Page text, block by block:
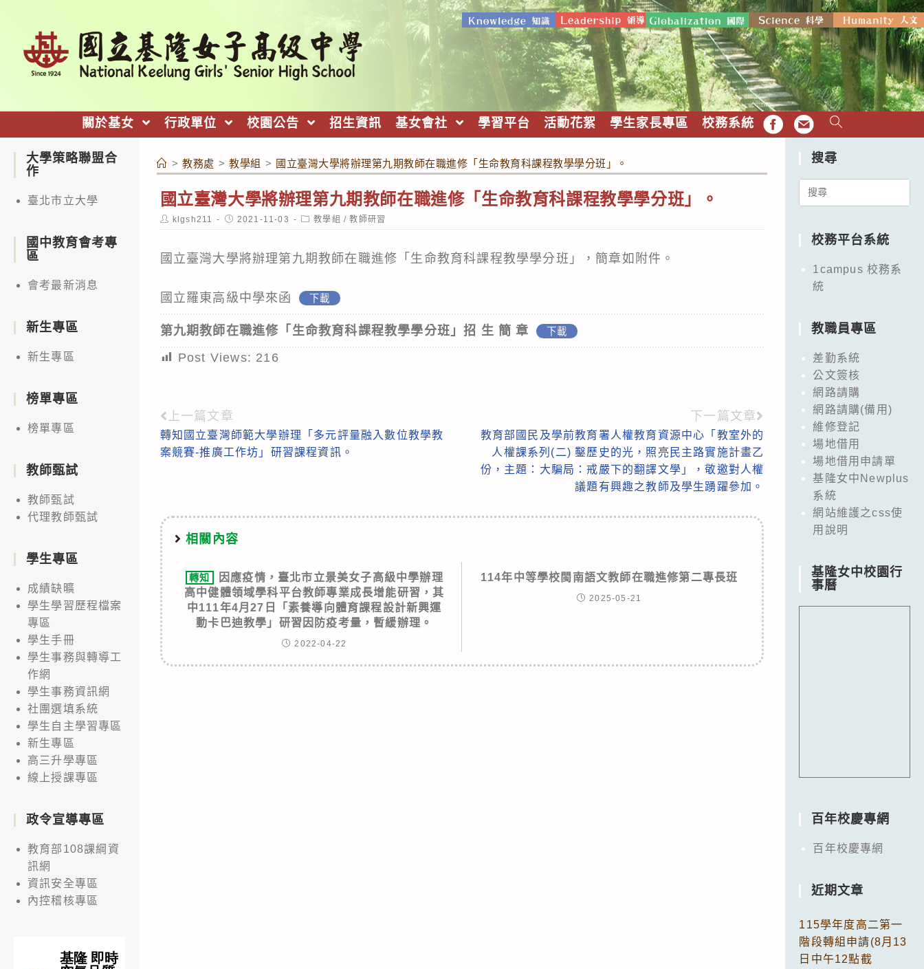
關於基女 行政單位 校園公告 招生資訊 基女會社 學習平台 活動花絮 學生家長專區 校務系統 FB EMAIL
> 教務處 > 教學組 > 國立臺灣大學將辦理第九期教師在職進修「生命教育科課程教學學分班」。
國立臺灣大學將辦理第九期教師在職進修「生命教育科課程教學學分班」。
Post
author:
klgsh211
Post
published:
2021-11-03
Post
category:
教學組 / 教師研習
國立臺灣大學將辦理第九期教師在職進修「生命教育科課程教學學分班」，簡章如附件。
國立羅東高級中學來函 下載
第九期教師在職進修「生命教育科課程教學學分班」招 生 簡 章 下載
Post Views: 216
Read
more
上一篇文章
轉知國立臺灣師範大學辦理「多元評量融入數位教學教
案競賽-推廣工作坊」研習課程資訊。
下一篇文章
教育部國民及學前教育署人權教育資源中心「教室外的
人權課系列(二) 鑿歷史的光，照亮民主路實施計畫乙
份，主題：大騙局：戒嚴下的翻譯文學」，敬邀對人權
議題有興趣之教師及學生踴躍參加。
相關內容
轉知
因應疫情，臺北市立景美女子高級中學辦理
高中健體領域學科平台教師專業成長增能研習，其
中111年4月27日「素養導向體育課程設計新興運
動卡巴迪教學」研習因防疫考量，暫緩辦理。
2022-04-22
114年中等學校閩南語文教師在職進修第二專長班
2025-05-21
大學策略聯盟合
作
臺北市立大學
國中教育會考專
區
會考最新消息
新生專區
新生專區
榜單專區
榜單專區
教師甄試
教師甄試
代理教師甄試
學生專區
成績缺曠
學生學習歷程檔案
專區
學生手冊
學生事務與轉導工
作網
學生事務資訊網
社團選填系統
學生自主學習專區
新生專區
高三升學專區
線上授課專區
政令宣導專區
教育部108課綱資
訊網
資訊安全專區
內控稽核專區
搜尋
Search
校務平台系統
1campus 校務系
統
教職員專區
差勤系統
公文簽核
網路請購
網路請購(備用)
維修登記
場地借用
場地借用申請單
基隆女中Newplus
系統
網站維護之css使
用說明
基隆女中校園行
事曆
百年校慶專網
百年校慶專網
近期文章
115學年度高二第一
階段轉組申請(8月13
日中午12點截